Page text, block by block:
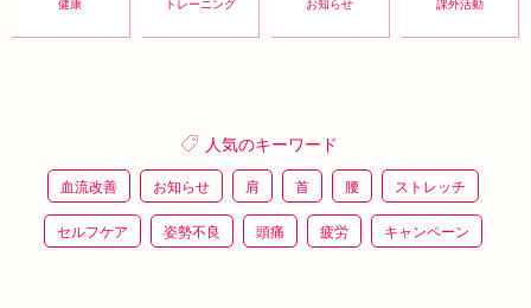
人気のキーワード
血流改善 お知らせ 肩 首 腰 ストレッチ
セルフケア 姿勢不良 頭痛 疲労 キャンペーン